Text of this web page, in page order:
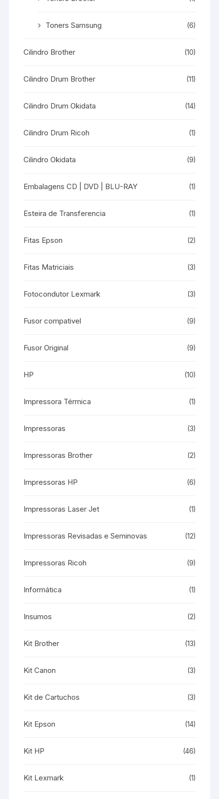
Toners Samsung (6)
Cilindro Brother (10)
Cilindro Drum Brother (11)
Cilindro Drum Okidata (14)
Cilindro Drum Ricoh (1)
Cilindro Okidata (9)
Embalagens CD | DVD | BLU-RAY (1)
Esteira de Transferencia (1)
Fitas Epson (2)
Fitas Matriciais (3)
Fotocondutor Lexmark (3)
Fusor compativel (9)
Fusor Original (9)
HP (10)
Impressora Térmica (1)
Impressoras (3)
Impressoras Brother (2)
Impressoras HP (6)
Impressoras Laser Jet (1)
Impressoras Revisadas e Seminovas (12)
Impressoras Ricoh (9)
Informática (1)
Insumos (2)
Kit Brother (13)
Kit Canon (3)
Kit de Cartuchos (3)
Kit Epson (14)
Kit HP (46)
Kit Lexmark (1)